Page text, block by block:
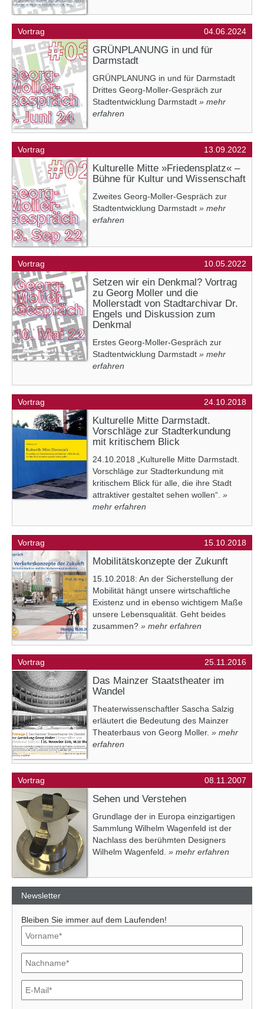
Vortrag 04.06.2024
GRÜNPLANUNG in und für
Darmstadt
GRÜNPLANUNG in und für Darmstadt
Drittes Georg-Moller-Gespräch zur
Stadtentwicklung Darmstadt » mehr
erfahren
Vortrag 13.09.2022
Kulturelle Mitte »Friedensplatz« –
Bühne für Kultur und Wissenschaft
Zweites Georg-Moller-Gespräch zur
Stadtentwicklung Darmstadt » mehr
erfahren
Vortrag 10.05.2022
Setzen wir ein Denkmal? Vortrag
zu Georg Moller und die
Mollerstadt von Stadtarchivar Dr.
Engels und Diskussion zum
Denkmal
Erstes Georg-Moller-Gespräch zur
Stadtentwicklung Darmstadt » mehr
erfahren
Vortrag 24.10.2018
Kulturelle Mitte Darmstadt.
Vorschläge zur Stadterkundung
mit kritischem Blick
24.10.2018 „Kulturelle Mitte Darmstadt.
Vorschläge zur Stadterkundung mit
kritischem Blick für alle, die ihre Stadt
attraktiver gestaltet sehen wollen“. »
mehr erfahren
Vortrag 15.10.2018
Mobilitätskonzepte der Zukunft
15.10.2018: An der Sicherstellung der
Mobilität hängt unsere wirtschaftliche
Existenz und in ebenso wichtigem Maße
unsere Lebensqualität. Geht beides
zusammen? » mehr erfahren
Vortrag 25.11.2016
Das Mainzer Staatstheater im
Wandel
Theaterwissenschaftler Sascha Salzig
erläutert die Bedeutung des Mainzer
Theaterbaus von Georg Moller. » mehr
erfahren
Vortrag 08.11.2007
Sehen und Verstehen
Grundlage der in Europa einzigartigen
Sammlung Wilhelm Wagenfeld ist der
Nachlass des berühmten Designers
Wilhelm Wagenfeld. » mehr erfahren
Newsletter
Bleiben Sie immer auf dem Laufenden!